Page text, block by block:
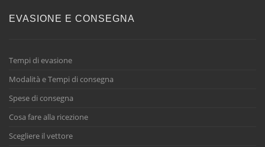
EVASIONE E CONSEGNA
Tempi di evasione
Modalità e Tempi di consegna
Spese di consegna
Cosa fare alla ricezione
Scegliere il vettore